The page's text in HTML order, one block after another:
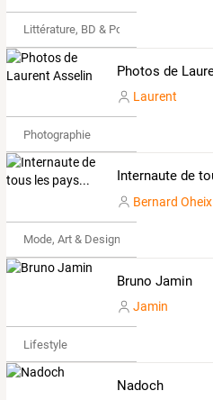
Littérature, BD & Poésie
Laurent
Photographie
Bernard Oheix
Mode, Art & Design
Bruno Jamin
Jamin
Lifestyle
Nadoch